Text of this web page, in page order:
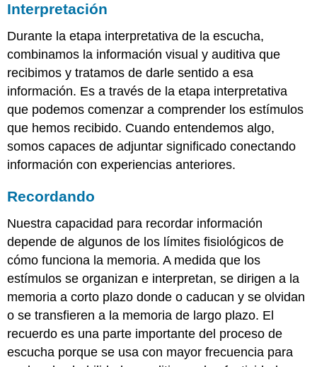
Interpretación
Durante la etapa interpretativa de la escucha,
combinamos la información visual y auditiva que
recibimos y tratamos de darle sentido a esa
información. Es a través de la etapa interpretativa
que podemos comenzar a comprender los estímulos
que hemos recibido. Cuando entendemos algo,
somos capaces de adjuntar significado conectando
información con experiencias anteriores.
Recordando
Nuestra capacidad para recordar información
depende de algunos de los límites fisiológicos de
cómo funciona la memoria. A medida que los
estímulos se organizan e interpretan, se dirigen a la
memoria a corto plazo donde o caducan y se olvidan
o se transfieren a la memoria de largo plazo. El
recuerdo es una parte importante del proceso de
escucha porque se usa con mayor frecuencia para